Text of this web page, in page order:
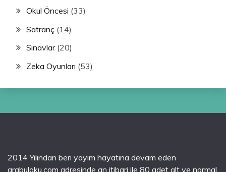
Okul Öncesi (33)
Satranç (14)
Sınavlar(20)
Zeka Oyunları (53)
2014 Yılından beri yayım hayatına devam eden
arabuloku.com adresinde an itibari ile 80 adet alt ve normal